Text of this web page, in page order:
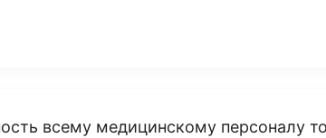
всему медицинскому персоналу